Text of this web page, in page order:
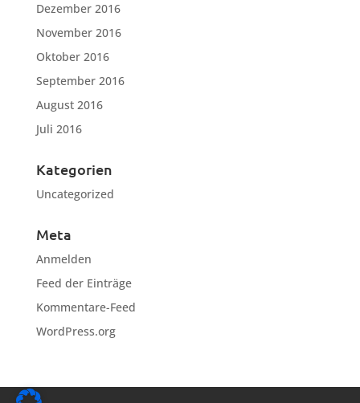
Dezember 2016
November 2016
Oktober 2016
September 2016
August 2016
Juli 2016
Kategorien
Uncategorized
Meta
Anmelden
Feed der Einträge
Kommentare-Feed
WordPress.org